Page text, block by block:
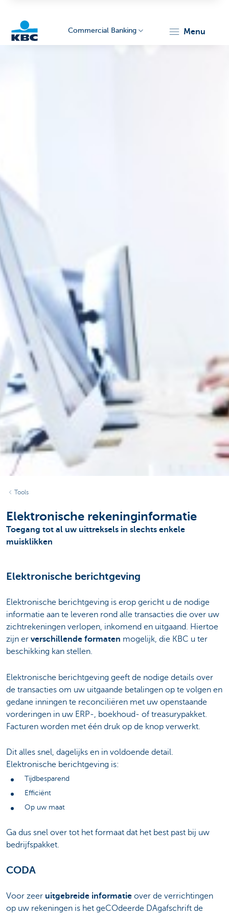
Commercial Banking menu
Tools
Elektronische rekeninginformatie
Toegang tot al uw uittreksels in slechts enkele
muisklikken
Elektronische berichtgeving
Elektronische berichtgeving is erop gericht u de nodige
informatie aan te leveren rond alle transacties die over uw
zichtrekeningen verlopen, inkomend en uitgaand. Hiertoe
zijn er verschillende formaten mogelijk, die KBC u ter
beschikking kan stellen.
Elektronische berichtgeving geeft de nodige details over
de transacties om uw uitgaande betalingen op te volgen en
gedane inningen te reconciliëren met uw openstaande
vorderingen in uw ERP-, boekhoud- of treasurypakket.
Facturen worden met één druk op de knop verwerkt.
Dit alles snel, dagelijks en in voldoende detail.
Elektronische berichtgeving is:
Tijdbesparend
Efficiënt
Op uw maat
Ga dus snel over tot het formaat dat het best past bij uw
bedrijfspakket.
CODA
Voor zeer uitgebreide informatie over de verrichtingen
op uw rekeningen is het geCOdeerde DAgafschrift de